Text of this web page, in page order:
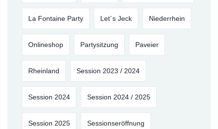
La Fontaine Party Let´s Jeck Niederrhein
Onlineshop Partysitzung Paveier
Rheinland Session 2023 / 2024
Session 2024 Session 2024 / 2025
Session 2025 Sessionseröffnung